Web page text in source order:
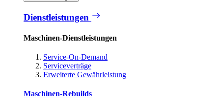
Dienstleistungen
Maschinen-Dienstleistungen
Service-On-Demand
Serviceverträge
Erweiterte Gewährleistung
Maschinen-Rebuilds